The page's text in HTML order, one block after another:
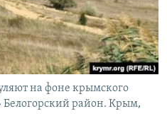
на фоне крымского
Белогорский район. Крым,